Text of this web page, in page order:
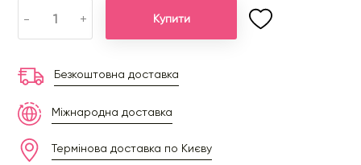
- + Купити
Безкоштовна доставка
Міжнародна доставка
Термінова доставка по Києву